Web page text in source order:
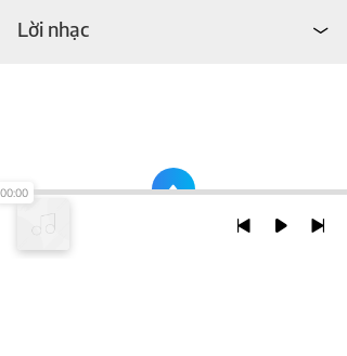
Lời nhạc
00:00